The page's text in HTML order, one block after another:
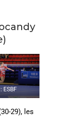
ESBF
29), les